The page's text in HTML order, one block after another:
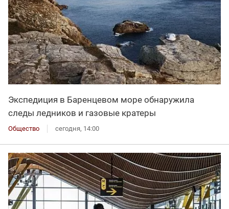
Экспедиция в Баренцевом море обнаружила
следы ледников и газовые кратеры
Общество сегодня, 14:00